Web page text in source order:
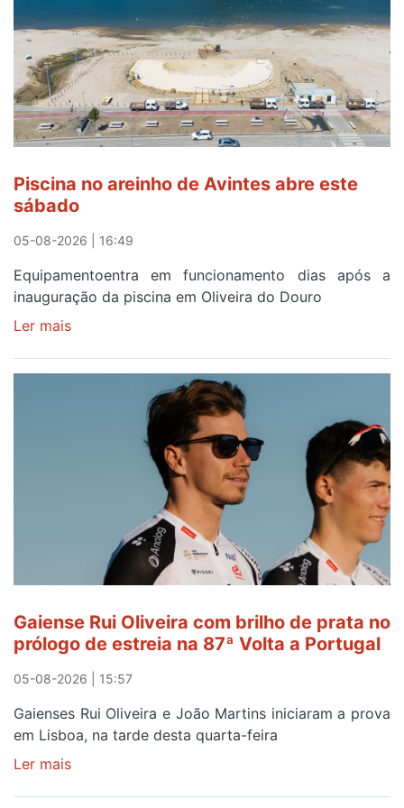
eclipse
solar
esgotam
em
menos
de
24
após
campanha
reforço
Piscina no areinho de Avintes abre este
sábado
05-08-2026 | 16:49
Equipamentoentra em funcionamento dias após a
inauguração da piscina em Oliveira do Douro
Ler mais
no
Gaiense Rui Oliveira com brilho de prata no
prólogo de estreia na 87ª Volta a Portugal
05-08-2026 | 15:57
Gaienses Rui Oliveira e João Martins iniciaram a prova
em Lisboa, na tarde desta quarta-feira
Ler mais